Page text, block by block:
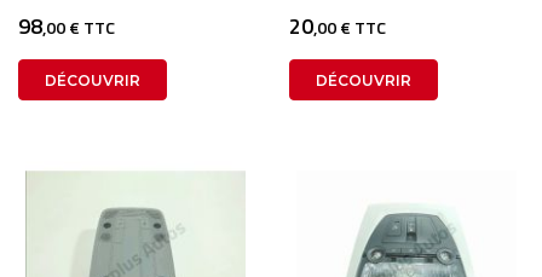
98,00 € TTC
DÉCOUVRIR
20,00 € TTC
DÉCOUVRIR